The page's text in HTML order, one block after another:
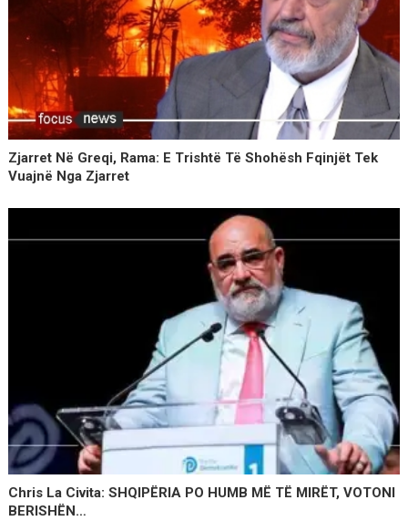
Zjarret Në Greqi, Rama: E Trishtë Të Shohësh Fqinjët Tek
Vuajnë Nga Zjarret
Chris La Civita: SHQIPËRIA PO HUMB MË TË MIRËT, VOTONI
BERISHËN…